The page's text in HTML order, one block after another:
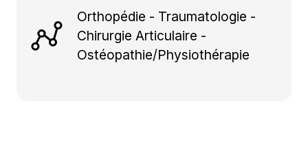
Orthopédie - Traumatologie -
Chirurgie Articulaire -
Ostéopathie/Physiothérapie